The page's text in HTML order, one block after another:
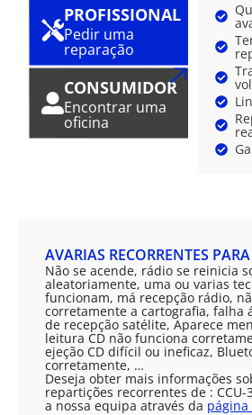
PROFISSIONAL
Pedir uma
reparação
CONSUMIDOR
Encontrar uma
oficina
AVARIAS RECORRENTES
Não se acende, rádio se reinicia
aleatoriamente, uma ou varias
funcionam, má recepção rádio,
corretamente a cartografia, falha
de recepção satélite, Aparece
leitura CD não funciona
ejeção CD difícil ou ineficaz,
corretamente, …
Deseja obter mais informações
repartições recorrentes de : CCU-
a nossa equipa através da